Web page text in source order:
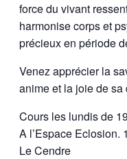
force du vivant
harmonise corps et
précieux en période
Venez apprécier la
anime et la joie de sa
Cours les lundis de
A l’Espace Eclosion.
Le Cendre